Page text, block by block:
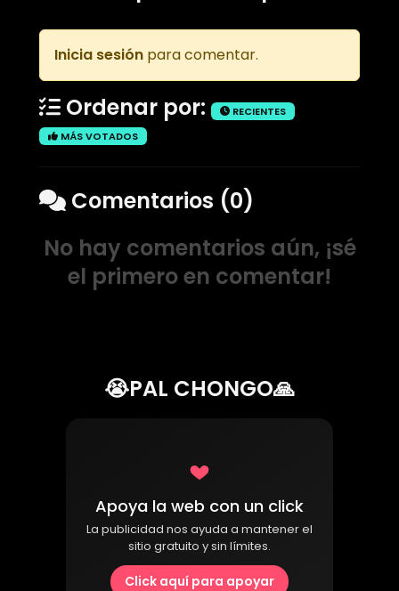
Inicia sesión para comentar.
Ordenar por:
RECIENTES
MÁS VOTADOS
Comentarios (0)
No hay comentarios aún, ¡sé
el primero en comentar!
😭PAL CHONGO🙏
Apoya la web con un click
La publicidad nos ayuda a mantener el
sitio gratuito y sin límites.
Click aquí para apoyar